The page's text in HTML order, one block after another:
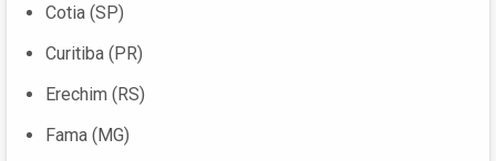
Cotia (SP)
Curitiba (PR)
Erechim (RS)
Fama (MG)